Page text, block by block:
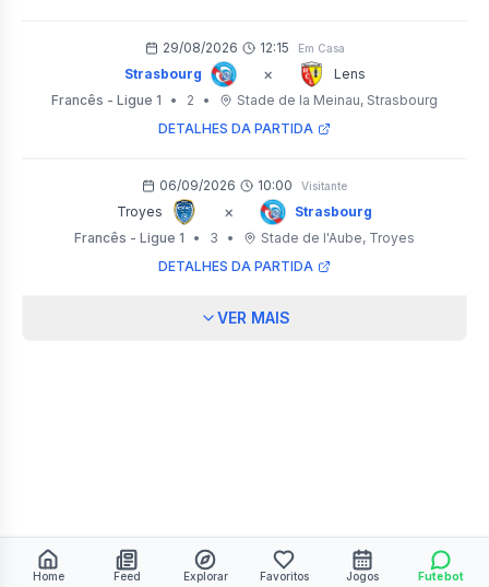
29/08/2026 12:15 Em Casa
Strasbourg ×
Lens
Francês - Ligue 1
• 2 • Stade de la Meinau, Strasbourg
DETALHES DA PARTIDA
06/09/2026 10:00 Visitante
Troyes ×
Strasbourg
Francês - Ligue 1
• 3 • Stade de l'Aube, Troyes
DETALHES DA PARTIDA
VER MAIS
Home Feed Explorar Favoritos Jogos Futebot